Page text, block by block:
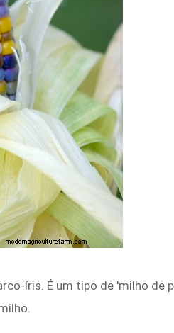
íris. É um tipo de 'milho de